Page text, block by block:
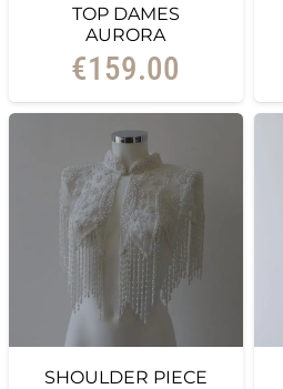
TOP DAMES
AURORA
€159.00
SHOULDER PIECE